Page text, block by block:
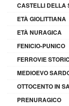
CASTELLI DELLA
ETÀ GIOLITTIANA
ETÀ NURAGICA
FENICIO-PUNICO
FERROVIE
MEDIOEVO
OTTOCENTO IN
PRENURAGICO